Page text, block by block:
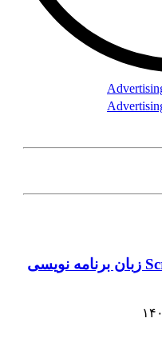
Scratch 3.32 Win/Mac/Android زبان برنامه نویسی